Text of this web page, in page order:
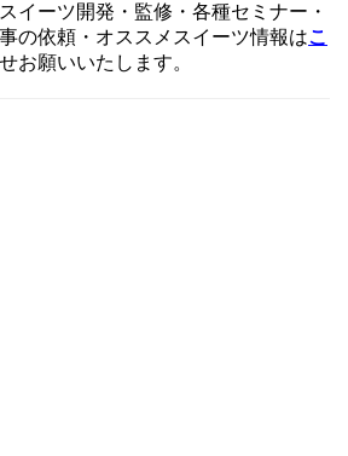
イーツ開発・監修・各種セミナー・
の依頼・オススメスイーツ情報はこ
お願いいたします。